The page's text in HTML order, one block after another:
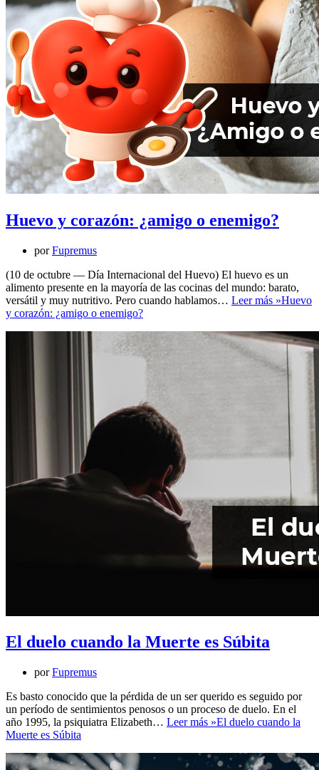
Huevo y corazón: ¿amigo o enemigo?
porFupremus
(10 de octubre — Día Internacional del Huevo) El huevo es un
alimento presente en la mayoría de las cocinas del mundo: barato,
versátil y muy nutritivo. Pero cuando hablamos… Leer más »Huevo
y corazón: ¿amigo o enemigo?
El duelo cuando la Muerte es Súbita
porFupremus
Es basto conocido que la pérdida de un ser querido es seguido por
un período de sentimientos penosos o un proceso de duelo. En el
año 1995, la psiquiatra Elizabeth… Leer más »El duelo cuando la
Muerte es Súbita